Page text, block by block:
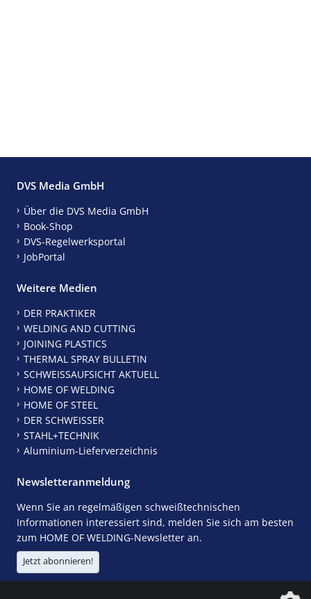
DVS Media GmbH
Über die DVS Media GmbH
Book-Shop
DVS-Regelwerksportal
JobPortal
Weitere Medien
DER PRAKTIKER
WELDING AND CUTTING
JOINING PLASTICS
THERMAL SPRAY BULLETIN
SCHWEISSAUFSICHT AKTUELL
HOME OF WELDING
HOME OF STEEL
DER SCHWEISSER
STAHL+TECHNIK
Aluminium-Lieferverzeichnis
Newsletteranmeldung
Wenn Sie an regelmäßigen schweißtechnischen
Informationen interessiert sind, melden Sie sich am besten
zum HOME OF WELDING-Newsletter an.
Jetzt abonnieren!